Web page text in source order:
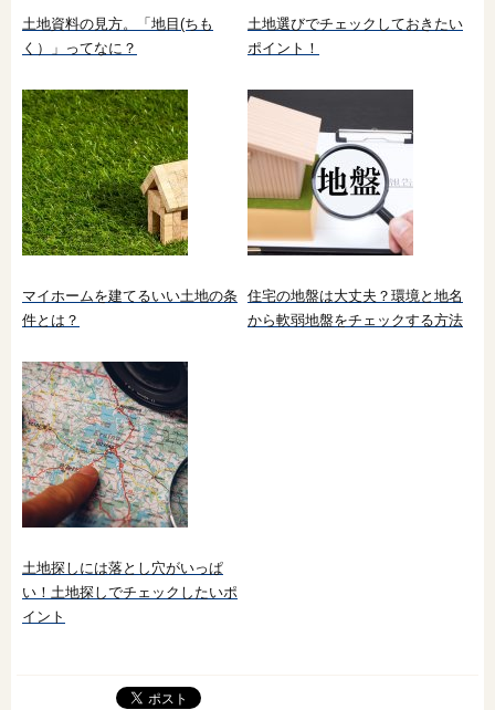
土地資料の見方。「地目(ちも
く）」ってなに？
土地選びでチェックしておきたい
ポイント！
マイホームを建てるいい土地の条
件とは？
住宅の地盤は大丈夫？環境と地名
から軟弱地盤をチェックする方法
土地探しには落とし穴がいっぱ
い！土地探しでチェックしたいポ
イント